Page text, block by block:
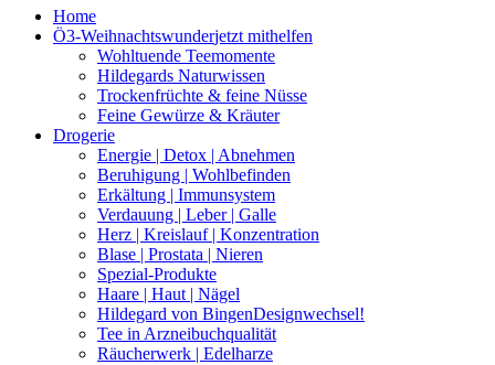
Home
Ö3-Weihnachtswunderjetzt mithelfen
Wohltuende Teemomente
Hildegards Naturwissen
Trockenfrüchte & feine Nüsse
Feine Gewürze & Kräuter
Drogerie
Energie | Detox | Abnehmen
Beruhigung | Wohlbefinden
Erkältung | Immunsystem
Verdauung | Leber | Galle
Herz | Kreislauf | Konzentration
Blase | Prostata | Nieren
Spezial-Produkte
Haare | Haut | Nägel
Hildegard von BingenDesignwechsel!
Tee in Arzneibuchqualität
Räucherwerk | Edelharze